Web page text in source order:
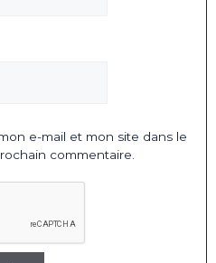
e-mail et mon site dans le
commentaire.